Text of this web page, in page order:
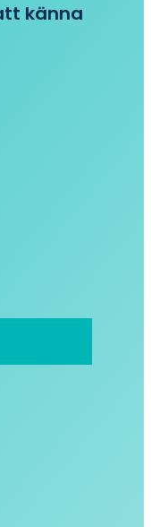
känna